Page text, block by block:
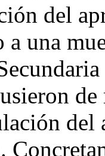
del
a una
del